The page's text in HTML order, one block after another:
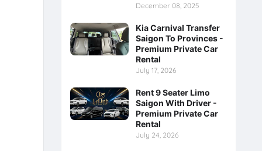
December 08, 2025
Kia Carnival Transfer
Saigon To Provinces -
Premium Private Car
Rental
July 17, 2026
Rent 9 Seater Limo
Saigon With Driver -
Premium Private Car
Rental
July 24, 2026